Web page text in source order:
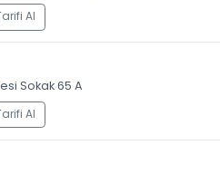
Al
Sokak 65 A
Al